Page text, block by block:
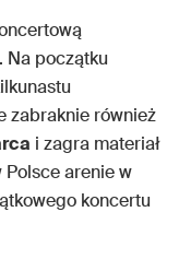
Na początku
zabraknie również
i zagra materiał
arenie w
koncertu